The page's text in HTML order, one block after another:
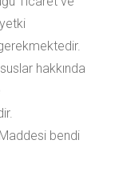
hakkında
bendi